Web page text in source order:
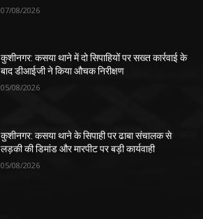
07/08/2026
कुशीनगर: कसया थाने में दो सिपाहियों पर सख्त कार्रवाई के
बाद डीआईजी ने किया औचक निरीक्षण
05/08/2026
कुशीनगर: कसया थाने के सिपाही पर ढाबा संचालक से
लड़की की डिमांड और मारपीट पर बड़ी कार्यवाही
05/08/2026